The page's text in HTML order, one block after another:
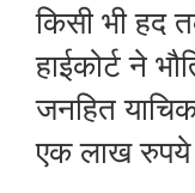
किसी भी हद
हाईकोर्ट ने
जनहित
एक लाख रुपये